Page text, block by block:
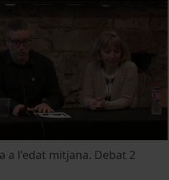
a l'edat mitjana. Debat 2